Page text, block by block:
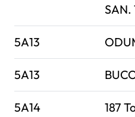
SAN.
5A13
5A13
5A14 187